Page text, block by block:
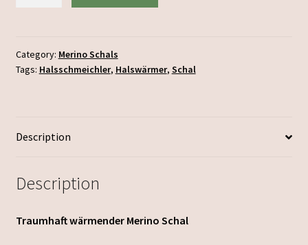
quantity
Category: Merino Schals
Tags: Halsschmeichler, Halswärmer, Schal
Description
Description
Traumhaft wärmender Merino Schal